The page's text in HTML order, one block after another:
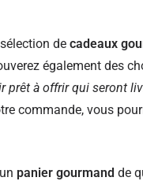
de cadeaux
également des
prêt à offrir qui seront
commande, vous
panier gourmand de